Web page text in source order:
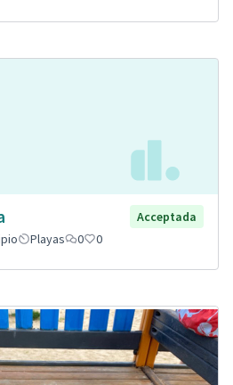
Acceptada
Playas 0 0